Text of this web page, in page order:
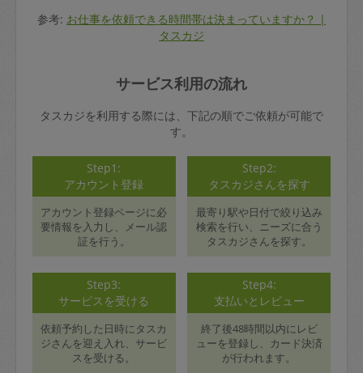
参考: お仕事を依頼できる時間帯は決まっていますか？ |
タスカジ
サービス利用の流れ
タスカジを利用する際には、下記の順でご依頼が可能で
す。
Step1:
アカウント登録
アカウント登録ページに必
要情報を入力し、メール認
証を行う。
Step2:
タスカジさんを探す
最寄り駅や日付で絞り込み
検索を行い、ニーズに合う
タスカジさんを探す。
Step3:
サービスを受ける
依頼予約した日時にタスカ
ジさんを迎え入れ、サービ
スを受ける。
Step4:
支払いとレビュー
終了後48時間以内にレビ
ューを登録し、カード決済
が行われます。